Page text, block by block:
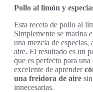
Pollo al limón y
Esta receta de pollo al
Simplemente se marina
una mezcla de
aire. El resultado es un
que es perfecto para
excelente de aprender
una freidora de aire
innecesarias.